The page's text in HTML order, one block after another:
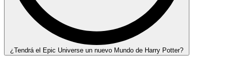
¿Tendrá el Epic Universe un nuevo Mundo de Harry Potter?